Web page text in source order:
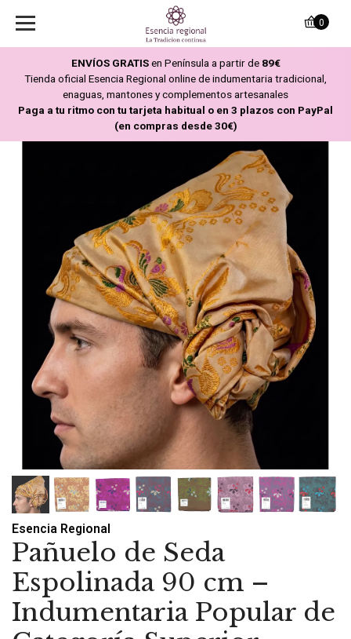
ENVÍOS GRATISen Península a partir de 89€
Tienda oficial Esencia Regional online de indumentaria tradicional,
enaguas, mantones y complementos artesanales
Paga a tu ritmo con tu tarjeta habitual o en 3 plazos con PayPal
(en compras desde 30€)
0
Esencia Regional
Pañuelo de Seda
Espolinada 90 cm –
Indumentaria Popular de